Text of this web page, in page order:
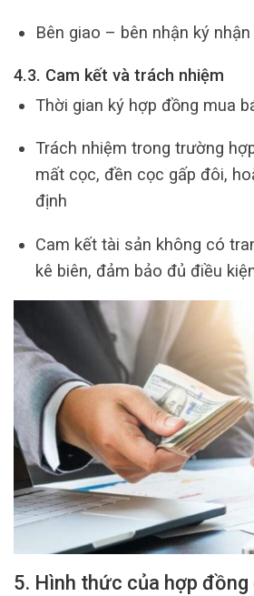
Bên giao – bên nhận ký
4.3. Cam kết và trách nhiệm
Thời gian ký hợp đồng mua
Trách nhiệm trong trường
mất cọc, đền cọc gấp đôi,
định
Cam kết tài sản không có
kê biên, đảm bảo đủ điều
5. Hình thức của hợp